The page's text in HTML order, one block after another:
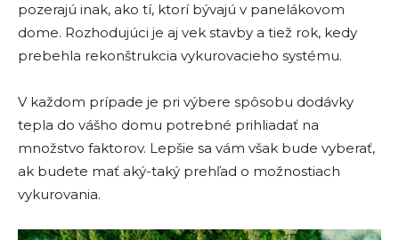
pozerajú inak, ako tí, ktorí bývajú v panelákovom
dome. Rozhodujúci je aj vek stavby a tiež rok, kedy
prebehla rekonštrukcia vykurovacieho systému.
V každom prípade je pri výbere spôsobu dodávky
tepla do vášho domu potrebné prihliadať na
množstvo faktorov. Lepšie sa vám však bude vyberať,
ak budete mať aký-taký prehľad o možnostiach
vykurovania.